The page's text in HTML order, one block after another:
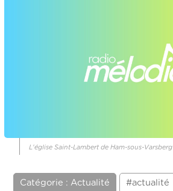
L'église Saint-Lambert de Ham-sous-Varsberg
Catégorie : Actualité #actualité